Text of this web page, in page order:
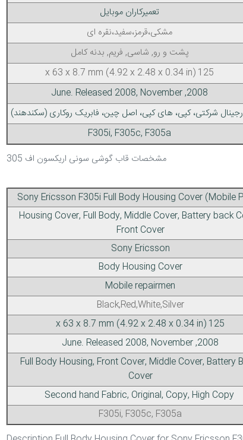
مشخصات قاب گوشی سونی اریکسون اف 305
تعمیرکاران موبایل
مشکی،قرمز،سفید،نقره ای
پشت و رو, شاسی, فریم, بدنه کامل
125 x 63 x 8.7 mm (4.92 x 2.48 x 0.34 in)
2008, June. Released 2008, November
شرکتی، کپی، های کپی، اصل چین، فابریک روکاری (سکند‌هند)
F305i, F305c, F305a
Sony Ericsson F305i Full Body Housing Cover (Mobile
Housing Cover, Full Body, Middle Cover, Battery back
Front Cover
Sony Ericsson
Body Housing Cover
Mobile repairmen
Black,Red,White,Silver
125 x 63 x 8.7 mm (4.92 x 2.48 x 0.34 in)
2008, June. Released 2008, November
Full Body Housing, Front Cover, Middle Cover, Battery
Cover
Second hand Fabric, Original, Copy, High Copy
F305i, F305c, F305a